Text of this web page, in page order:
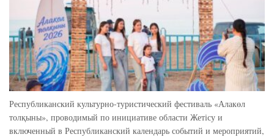
Республиканский культурно-туристический фестиваль «Алакөл
толқыны», проводимый по инициативе области Жетісу и
включенный в Республиканский календарь событий и мероприятий,